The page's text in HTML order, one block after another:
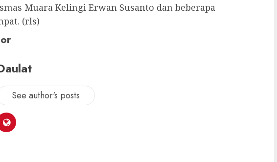
Muara Kelingi Erwan Susanto dan beberapa
(rls)
See author's posts